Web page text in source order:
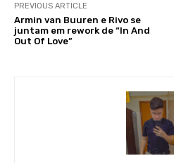
PREVIOUS ARTICLE
Armin van Buuren e Rivo se
juntam em rework de “In And
Out Of Love”